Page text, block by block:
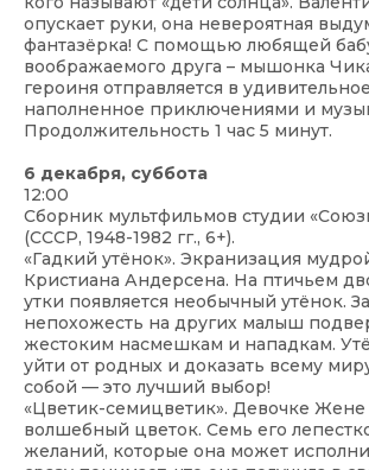
опускает руки, она невероятная
фантазёрка! С помощью любящей
воображаемого друга – мышонка
героиня отправляется в
наполненное приключениями и
Продолжительность 1 час 5 минут.
6 декабря, суббота
12:00
Сборник мультфильмов студии
(СССР, 1948-1982 гг., 6+).
«Гадкий утёнок». Экранизация
Кристиана Андерсена. На птичьем
утки появляется необычный утёнок.
непохожесть на других малыш
жестоким насмешкам и нападкам.
уйти от родных и доказать всему
собой — это лучший выбор!
«Цветик-семицветик». Девочке Жене
волшебный цветок. Семь его
желаний, которые она может